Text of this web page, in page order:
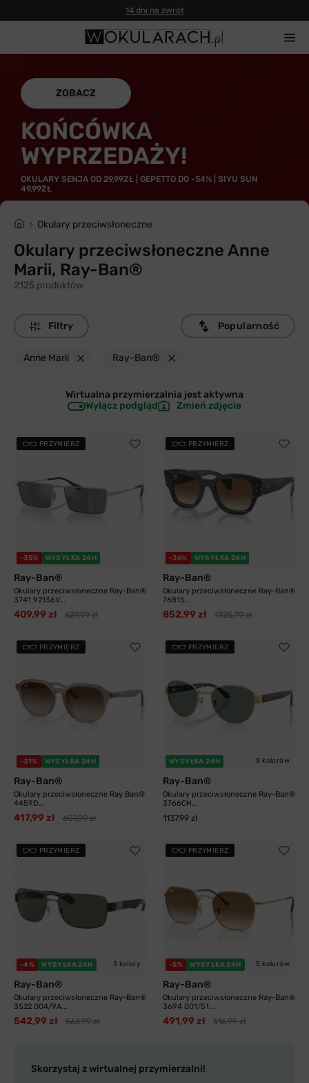
14 dni na zwrot
ZOBACZ
KOŃCÓWKA
WYPRZEDAŻY!
OKULARY SENJA OD 29,99ZŁ | GEPETTO DO -54% | SIYU SUN
49,99ZŁ
Okulary przeciwsłoneczne
Okulary przeciwsłoneczne Anne
Marii, Ray-Ban®
2125 produktów
Filtry
Anne Marii Ray-Ban®
Popularność
Wirtualna przymierzalnia jestaktywna
Wyłącz podgląd
Zmień zdjęcie
PRZYMIERZ
-35% WYSYŁKA 24H
Ray-Ban®
Okulary przeciwsłoneczne Ray-Ban®
3741 92136V...
409,99 zł 629,99 zł
PRZYMIERZ
-36% WYSYŁKA 24H
Ray-Ban®
Okulary przeciwsłoneczne Ray-Ban®
7681S...
852,99 zł 1325,99 zł
PRZYMIERZ
-31% WYSYŁKA 24H
Ray-Ban®
Okulary przeciwsłoneczne Ray Ban®
4459D...
417,99 zł 607,99 zł
PRZYMIERZ
WYSYŁKA 24H 5 kolorów
Ray-Ban®
Okulary przeciwsłoneczne Ray-Ban®
3766CH...
1137,99 zł
PRZYMIERZ
-4% WYSYŁKA 24H 3 kolory
Ray-Ban®
Okulary przeciwsłoneczne Ray-Ban®
3522 004/9A...
542,99 zł 563,99 zł
PRZYMIERZ
-5% WYSYŁKA 24H 5 kolorów
Ray-Ban®
Okulary przeciwsłoneczne Ray-Ban®
3694 001/51...
491,99 zł 516,99 zł
Skorzystaj z wirtualnej przymierzalni!